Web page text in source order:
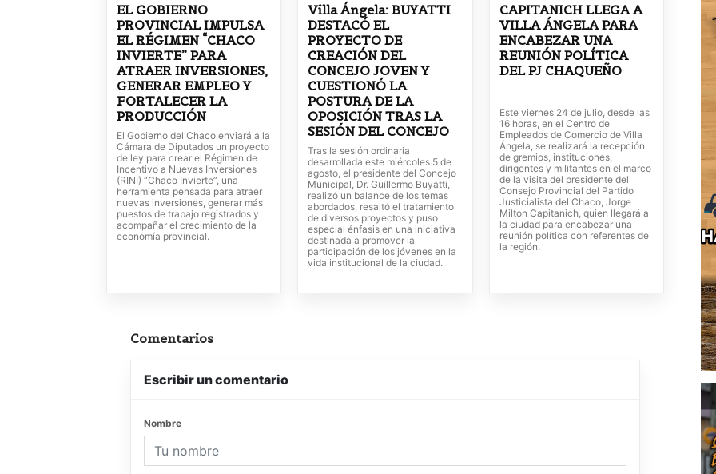
EL GOBIERNO
PROVINCIAL IMPULSA
EL RÉGIMEN “CHACO
INVIERTE” PARA
ATRAER INVERSIONES,
GENERAR EMPLEO Y
FORTALECER LA
PRODUCCIÓN
El Gobierno del Chaco enviará a la
Cámara de Diputados un proyecto
de ley para crear el Régimen de
Incentivo a Nuevas Inversiones
(RINI) “Chaco Invierte”, una
herramienta pensada para atraer
nuevas inversiones, generar más
puestos de trabajo registrados y
acompañar el crecimiento de la
economía provincial.
Villa Ángela: BUYATTI
DESTACÓ EL
PROYECTO DE
CREACIÓN DEL
CONCEJO JOVEN Y
CUESTIONÓ LA
POSTURA DE LA
OPOSICIÓN TRAS LA
SESIÓN DEL CONCEJO
Tras la sesión ordinaria
desarrollada este miércoles 5 de
agosto, el presidente del Concejo
Municipal, Dr. Guillermo Buyatti,
realizó un balance de los temas
abordados, resaltó el tratamiento
de diversos proyectos y puso
especial énfasis en una iniciativa
destinada a promover la
participación de los jóvenes en la
vida institucional de la ciudad.
CAPITANICH LLEGA A
VILLA ÁNGELA PARA
ENCABEZAR UNA
REUNIÓN POLÍTICA
DEL PJ CHAQUEÑO
Este viernes 24 de julio, desde las
16 horas, en el Centro de
Empleados de Comercio de Villa
Ángela, se realizará la recepción
de gremios, instituciones,
dirigentes y militantes en el marco
de la visita del presidente del
Consejo Provincial del Partido
Justicialista del Chaco, Jorge
Milton Capitanich, quien llegará a
la ciudad para encabezar una
reunión política con referentes de
la región.
Comentarios
Escribir un comentario
Nombre